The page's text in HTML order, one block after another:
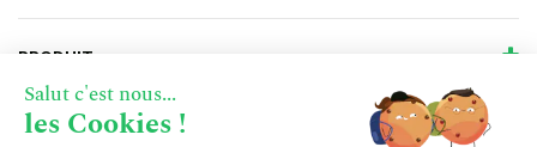
PRODUIT
Vente
Salut c'est nous...
les Cookies !